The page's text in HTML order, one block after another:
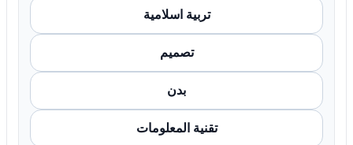
تربية اسلامية
تصميم
بدن
تقنية المعلومات